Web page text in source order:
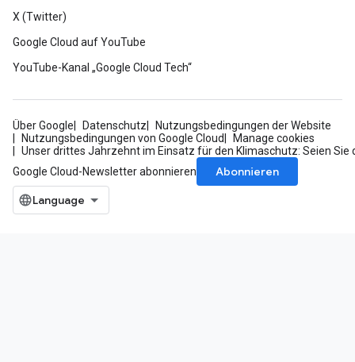
X (Twitter)
Google Cloud auf YouTube
YouTube-Kanal „Google Cloud Tech“
Über Google Datenschutz
Nutzungsbedingungen der Website
Nutzungsbedingungen von Google Cloud
Manage cookies
Unser drittes Jahrzehnt im Einsatz für den Klimaschutz: Seien Sie
Google Cloud-Newsletter abonnieren
Abonnieren